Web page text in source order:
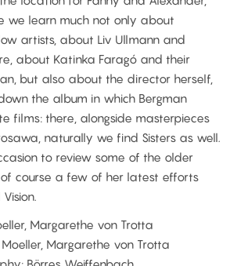
we learn much not only about
artists, about Liv Ullmann and
about Katinka Faragó and their
but also about the director herself,
the album in which Bergman
films: there, alongside masterpieces
naturally we find Sisters as well.
to review some of the older
course a few of her latest efforts
Margarethe von Trotta
Margarethe von Trotta